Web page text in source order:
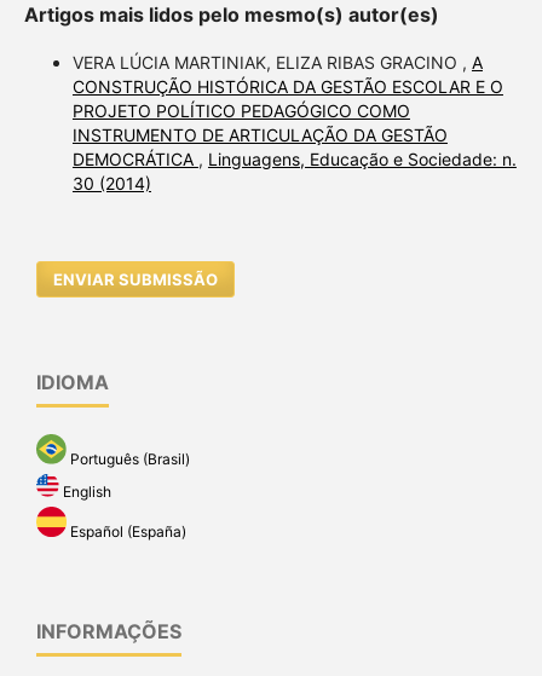
Artigos mais lidos pelo mesmo(s) autor(es)
VERA LÚCIA MARTINIAK, ELIZA RIBAS GRACINO , A
CONSTRUÇÃO HISTÓRICA DA GESTÃO ESCOLAR E O
PROJETO POLÍTICO PEDAGÓGICO COMO
INSTRUMENTO DE ARTICULAÇÃO DA GESTÃO
DEMOCRÁTICA , Linguagens, Educação e Sociedade: n.
30 (2014)
ENVIAR SUBMISSÃO
IDIOMA
Português (Brasil)
English
Español (España)
INFORMAÇÕES